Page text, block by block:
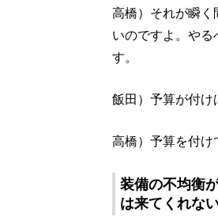
高橋）それが瞬く
いのですよ。やる
す。
飯田）予算が付け
高橋）予算を付け
装備の不均衡
は来てくれな